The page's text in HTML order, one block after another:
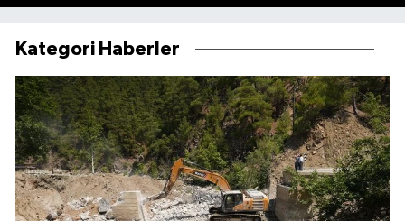
Kategori Haberler